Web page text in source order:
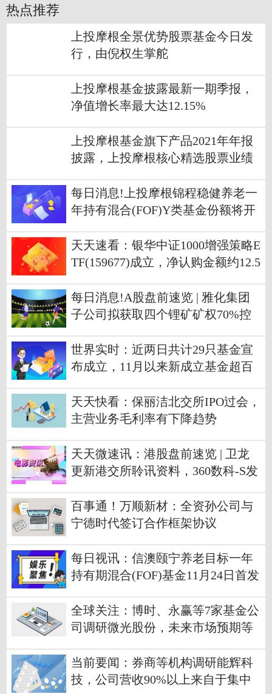
热点推荐
上投摩根全景优势股票基金今日发
行，由倪权生掌舵
上投摩根基金披露最新一期季报，
净值增长率最大达12.15%
上投摩根基金旗下产品2021年年报
披露，上投摩根核心精选股票业绩
每日消息!上投摩根锦程稳健养老一
年持有混合(FOF)Y类基金份额将开
天天速看：银华中证1000增强策略E
TF(159677)成立，净认购金额约12.5
每日消息!A股盘前速览 | 雅化集团
子公司拟获取四个锂矿矿权70%控
世界实时：近两日共计29只基金宣
布成立，11月以来新成立基金超百
天天快看：保丽洁北交所IPO过会，
主营业务毛利率有下降趋势
天天微速讯：港股盘前速览 | 卫龙
更新港交所聆讯资料，360数科-S发
百事通！万顺新材：全资孙公司与
宁德时代签订合作框架协议
每日视讯：信澳颐宁养老目标一年
持有期混合(FOF)基金11月24日首发
全球关注：博时、永赢等7家基金公
司调研微光股份，未来市场预期等
当前要闻：券商等机构调研能辉科
技，公司营收90%以上来自于集中